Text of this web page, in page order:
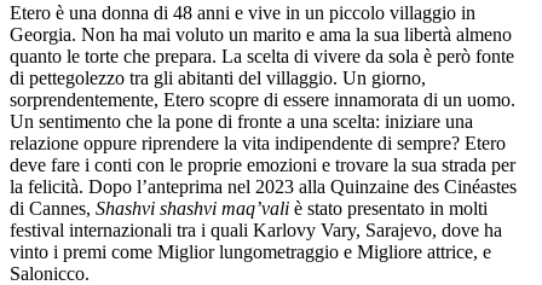
Etero è una donna di 48 anni e vive in un piccolo villaggio in
Georgia. Non ha mai voluto un marito e ama la sua libertà almeno
quanto le torte che prepara. La scelta di vivere da sola è però fonte
di pettegolezzo tra gli abitanti del villaggio. Un giorno,
sorprendentemente, Etero scopre di essere innamorata di un uomo.
Un sentimento che la pone di fronte a una scelta: iniziare una
relazione oppure riprendere la vita indipendente di sempre? Etero
deve fare i conti con le proprie emozioni e trovare la sua strada per
la felicità. Dopo l’anteprima nel 2023 alla Quinzaine des Cinéastes
di Cannes, Shashvi shashvi maq’vali è stato presentato in molti
festival internazionali tra i quali Karlovy Vary, Sarajevo, dove ha
vinto i premi come Miglior lungometraggio e Migliore attrice, e
Salonicco.